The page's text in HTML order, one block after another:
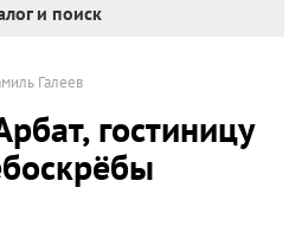
и поиск
Галеев
гостиницу